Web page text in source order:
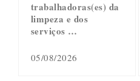
trabalhadoras(es) da
limpeza e dos
serviços …
05/08/2026